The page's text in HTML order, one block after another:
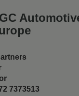
7373513